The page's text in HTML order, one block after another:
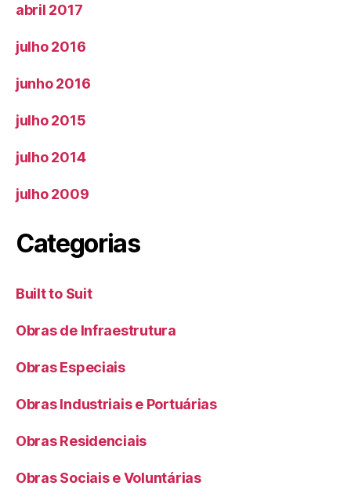
abril 2017
julho 2016
junho 2016
julho 2015
julho 2014
julho 2009
Categorias
Built to Suit
Obras de Infraestrutura
Obras Especiais
Obras Industriais e Portuárias
Obras Residenciais
Obras Sociais e Voluntárias